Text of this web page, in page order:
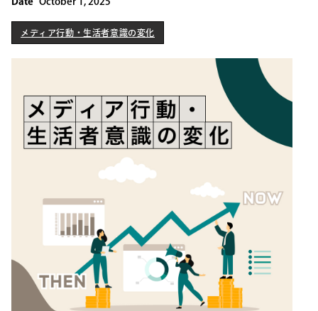
メディア行動・生活者意識の変化
メディア行動・生活者意識の変化